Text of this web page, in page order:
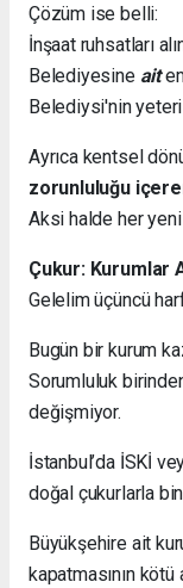
Çözüm ise belli:
İnşaat ruhsatları
Belediyesine ait
Belediysi'nin
Ayrıca kentsel
zorunluluğu
Aksi halde her
Çukur: Kurumlar
Gelelim üçüncü
Bugün bir kurum
Sorumluluk
değişmiyor.
İstanbul’da İSKİ
doğal çukurlarla
Büyükşehire ait
kapatmasının